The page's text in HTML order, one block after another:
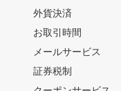
外貨決済
お取引時間
メールサービス
証券税制